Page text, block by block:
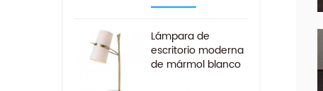
Lámpara de
escritorio moderna
de mármol blanco